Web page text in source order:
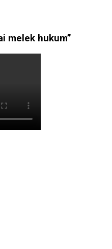
melek hukum”